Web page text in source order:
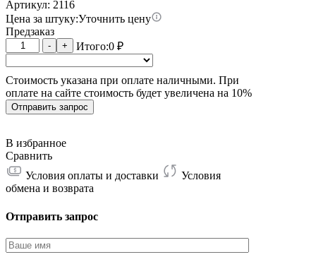
Артикул: 2116
Цена за штуку:Уточнить цену
Предзаказ
Количество
товара
Whatsminer
M56S+
25W
204T
- + Итого:0₽
Стоимость указана при оплате наличными. При
оплате на сайте стоимость будет увеличена на 10%
Отправить запрос
В избранное
Сравнить
Условия оплаты и доставки
Условия
обмена и возврата
Отправить запрос